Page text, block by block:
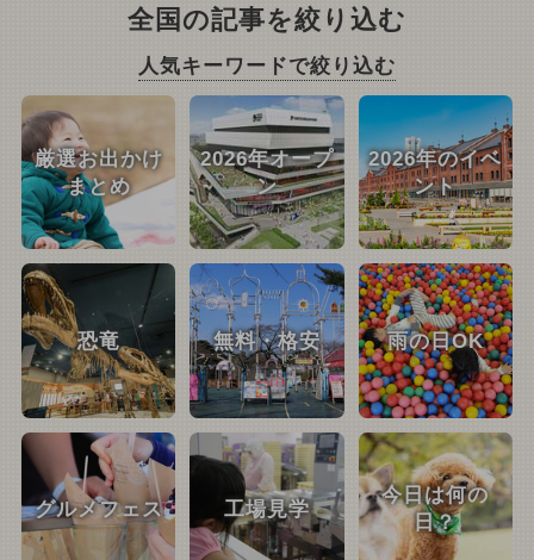
全国の記事を絞り込む
人気キーワードで絞り込む
厳選お出かけ
まとめ
2026年オープ
ン
2026年のイベ
ント
恐竜 無料・格安 雨の日OK
グルメフェス 工場見学
今日は何の
日？